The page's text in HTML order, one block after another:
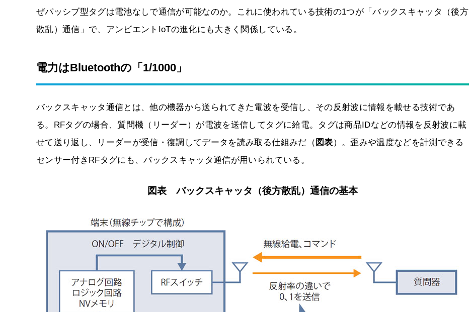
ぜパッシブ型タグは電池なしで通信が可能なのか。これに使われている技術の1つが「バックスキャッタ（後方
散乱）通信」で、アンビエントIoTの進化にも大きく関係している。
電力はBluetoothの「1/1000」
バックスキャッタ通信とは、他の機器から送られてきた電波を受信し、その反射波に情報を載せる技術であ
る。RFタグの場合、質問機（リーダー）が電波を送信してタグに給電。タグは商品IDなどの情報を反射波に載
せて送り返し、リーダーが受信・復調してデータを読み取る仕組みだ（ 図表）。歪みや温度などを計測できる
センサー付きRFタグにも、バックスキャッタ通信が用いられている。
図表 バックスキャッタ（後方散乱）通信の基本